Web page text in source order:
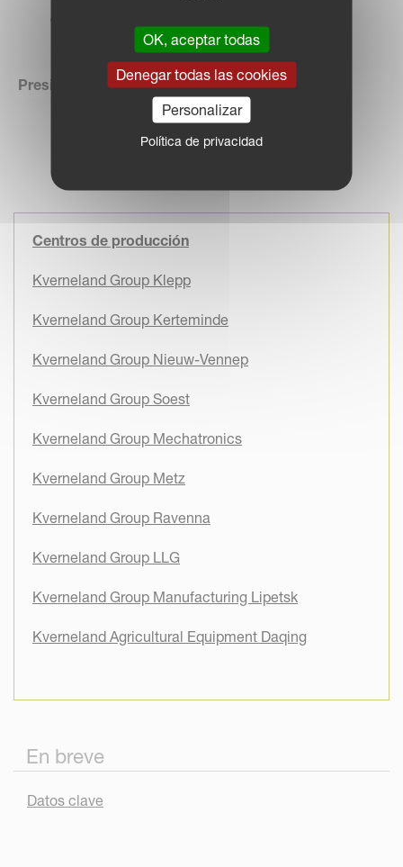
implementos agrícolas.
Presidente y CEO:Arild Gjerde
Centros de producción
Kverneland Group Klepp
Kverneland Group Kerteminde
Kverneland Group Nieuw-Vennep
Kverneland Group Soest
Kverneland Group Mechatronics
Kverneland Group Metz
Kverneland Group Ravenna
Kverneland Group LLG
Kverneland Group Manufacturing Lipetsk
Kverneland Agricultural Equipment Daqing
En breve
Datos clave
OK, aceptar todas
Denegar todas las cookies
Personalizar
Política de privacidad